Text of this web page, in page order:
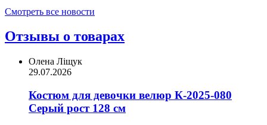
Смотреть все новости
Отзывы о товарах
Олена Ліщук
29.07.2026
Костюм для девочки велюр К-2025-080
Серый рост 128 см